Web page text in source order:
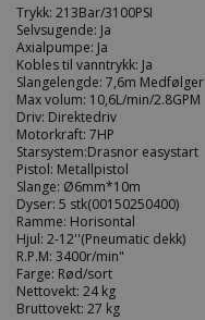
Trykk: 213Bar/3100PSI
Selvsugende: Ja
Axialpumpe: Ja
Kobles til vanntrykk: Ja
Slangelengde: 7,6m Medfølger
Max volum: 10,6L/min/2.8GPM
Driv: Direktedriv
Motorkraft: 7HP
Starsystem:Drasnor easystart
Pistol: Metallpistol
Slange: Ø6mm*10m
Dyser: 5 stk(00150250400)
Ramme: Horisontal
Hjul: 2-12''(Pneumatic dekk)
R.P.M: 3400r/min"
Farge: Rød/sort
Nettovekt: 24 kg
Bruttovekt: 27 kg